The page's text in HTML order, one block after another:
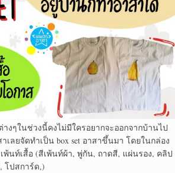
งๆในช่วงนี้คงไม่มีใครอยากจะออกจากบ้านไป
เลยจัดทำเป็น box set อาสาขึ้นมา โดยในกล่อง
พ้นท์เสื้อ (สีเพ้นท์ผ้า, พู่กัน, ถาดสี, แผ่นรอง, คลิป
โปสการ์ด,)